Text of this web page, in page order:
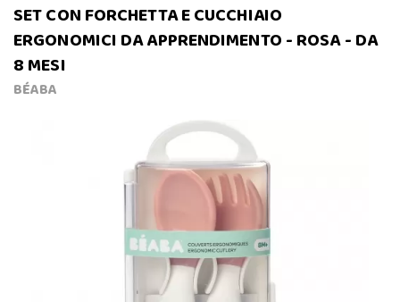
SET CON FORCHETTA E CUCCHIAIO
ERGONOMICI DA APPRENDIMENTO - ROSA - DA
8 MESI
BÉABA